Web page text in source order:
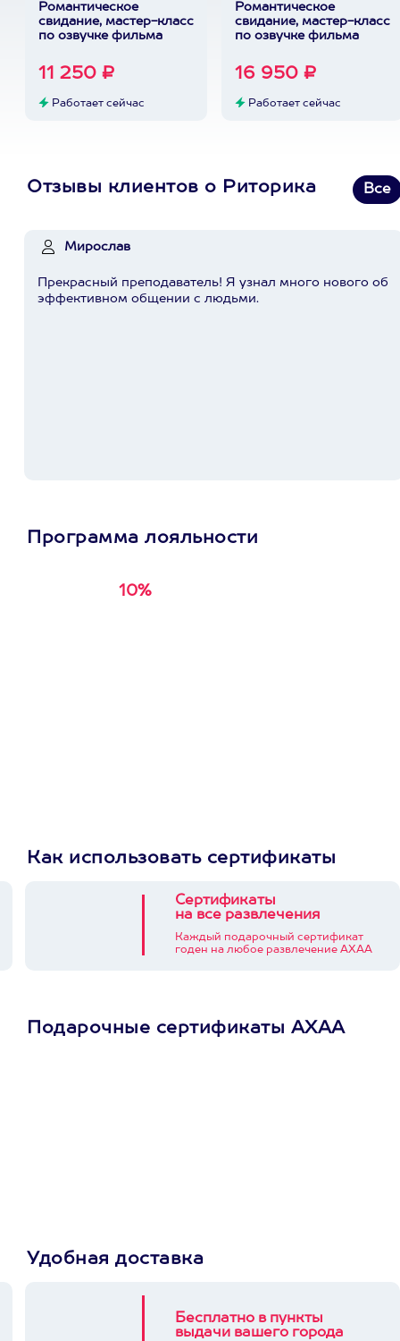
Романтическое
свидание, мастер-класс
по озвучке фильма
11 250 ₽
Работает сейчас
Романтическое
свидание, мастер-класс
по озвучке фильма
16 950 ₽
Работает сейчас
Отзывы клиентов о Риторика Все
Мирослав
Прекрасный преподаватель! Я узнал много нового об
эффективном общении с людьми.
Программа лояльности
10%
Как использовать сертификаты
Сертификаты
на все развлечения
Каждый подарочный сертификат
годен на любое развлечение АХАА
Подарочные сертификаты АХАА
Удобная доставка
Бесплатно в пункты
выдачи вашего города